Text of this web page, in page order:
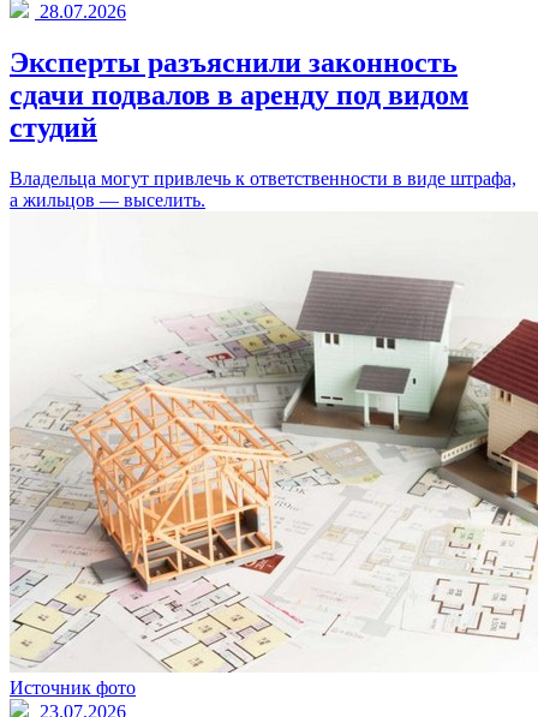
28.07.2026
Эксперты разъяснили законность
сдачи подвалов в аренду под видом
студий
Владельца могут привлечь к ответственности в виде штрафа,
а жильцов — выселить.
Источник фото
23.07.2026